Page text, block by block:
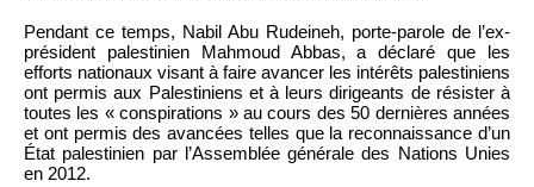
Pendant ce temps, Nabil Abu Rudeineh, porte-parole de l’ex-
président palestinien Mahmoud Abbas, a déclaré que les
efforts nationaux visant à faire avancer les intérêts palestiniens
ont permis aux Palestiniens et à leurs dirigeants de résister à
toutes les « conspirations » au cours des 50 dernières années
et ont permis des avancées telles que la reconnaissance d’un
État palestinien par l’Assemblée générale des Nations Unies
en 2012.